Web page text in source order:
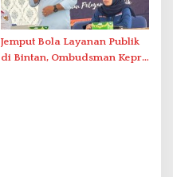
Jemput Bola Layanan Publik
di Bintan, Ombudsman Kepri